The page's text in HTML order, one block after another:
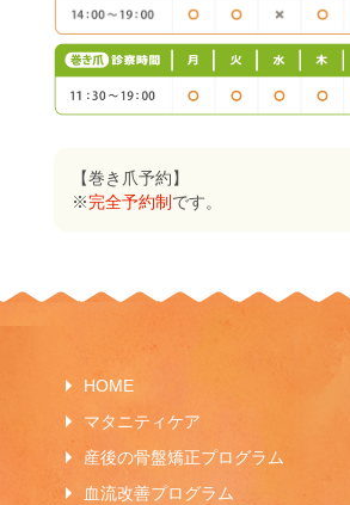
【巻き爪予約】
※完全予約制 です。
HOME
マタニティケア
産後の骨盤矯正プログラム
血流改善プログラム